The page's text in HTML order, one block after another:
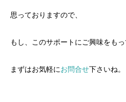
思っておりますので、
もし、このサポートにご興味をもっ
まずはお気軽にお問合せ下さいね。